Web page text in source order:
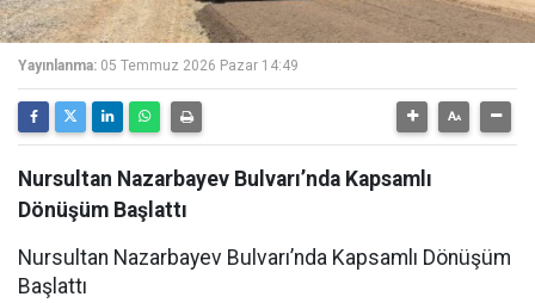
Yayınlanma: 05 Temmuz 2026 Pazar 14:49
Nursultan Nazarbayev Bulvarı’nda Kapsamlı
Dönüşüm Başlattı
Nursultan Nazarbayev Bulvarı’nda Kapsamlı Dönüşüm
Başlattı